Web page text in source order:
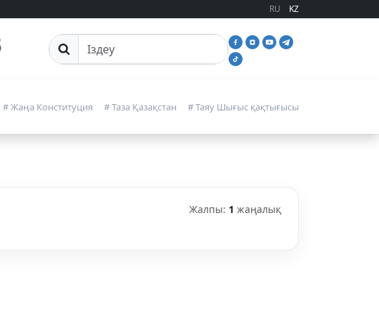
RU KZ
Сайттан іздеу
# Жаңа Конституция # Таза Қазақстан # Таяу Шығыс қақтығысы
Жалпы: 1 жаңалық